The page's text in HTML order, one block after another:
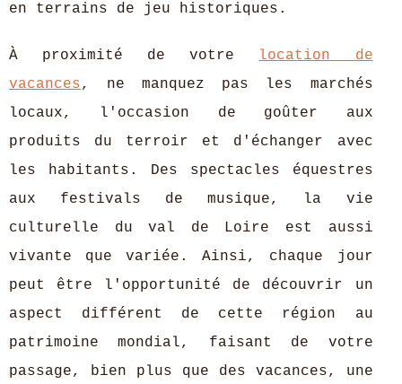
en terrains de jeu historiques.
À proximité de votre location de
vacances, ne manquez pas les marchés
locaux, l'occasion de goûter aux
produits du terroir et d'échanger avec
les habitants. Des spectacles équestres
aux festivals de musique, la vie
culturelle du val de Loire est aussi
vivante que variée. Ainsi, chaque jour
peut être l'opportunité de découvrir un
aspect différent de cette région au
patrimoine mondial, faisant de votre
passage, bien plus que des vacances, une